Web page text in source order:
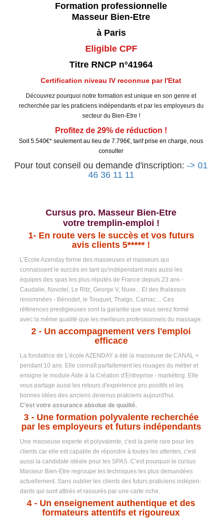
Formation professionnelle
Masseur Bien-Etre
à Paris
Eligible CPF
Titre RNCP n°41964
Certification niveau IV reconnue par l'Etat
Découvrez pourquoi notre formation est unique en son genre et
recherchée par les praticiens indépendants et par les employeurs du
secteur du Bien-Etre !
Profitez de 29% de réduction !
Soit 5.540€* seulement au lieu de 7.796€, tarif prise en charge, nous
consulter
Pour tout conseil ou demande d'inscription: -> 01
46 36 11 11
Cursus pro. Masseur Bien-Etre
votre tremplin-emploi !
1- En route vers le succès et vos futurs
avis clients 5***** !
L’Ecole Azenday forme des masseuses et masseurs qui
connaissent le succès en tant qu'indépendant mais aussi les
équipes des spas les plus réputés de France depuis 23 ans -
Caudalie, Novotel, Le Ritz, George V, Nuxe... Et des thalassos
renommées - Bénodet, le Touquet, Thalgo, Carnac… Ces
références prestigieuses sont la garantie que vous serez formé
avec la même qualité que les meilleurs professionnels du massage.
2 - Un accompagnement vers l'emploi
efficace
La fondatrice de L’école AZENDAY a été la masseuse de CANAL +
pendant 10 ans. Elle connaît parfaitement les rouages du métier et
ensigne le module Aide à la Création d'Entreprise - markéting. Elle
vous partage aussi les retours d'expérience pro positifs et les
bonnes idées des anciens devenus pratciens aujourd'hui.
C’est votre assurance absolue de qualité.
3 - Une formation polyvalente recherchée
par les employeurs et futurs indépendants
Une masseuse experte et polyvalente, c'est la perle rare pour les
clients car elle est capable de répondre à toutes les attentes, c'est
aussi la candidate idéale pour les SPAS. C’est pourquoi le cursus
Masseur Bien-Etre regroupe les techniques les plus demandées
actuellement. Sans oublier les clients des futurs praticiens indépen-
dants qui sont attirés et rassurés par une carte riche.
4 - Un enseignement authentique et des
formateurs attentifs et rigoureux